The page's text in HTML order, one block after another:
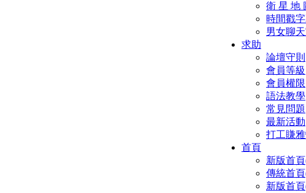
衛 星 地
時間戳
男女聊
求助
論壇守則
會員等級
會員權限
語法教學
常見問題
最新活動
打工賺
首頁
新版首
傳統首
新版首